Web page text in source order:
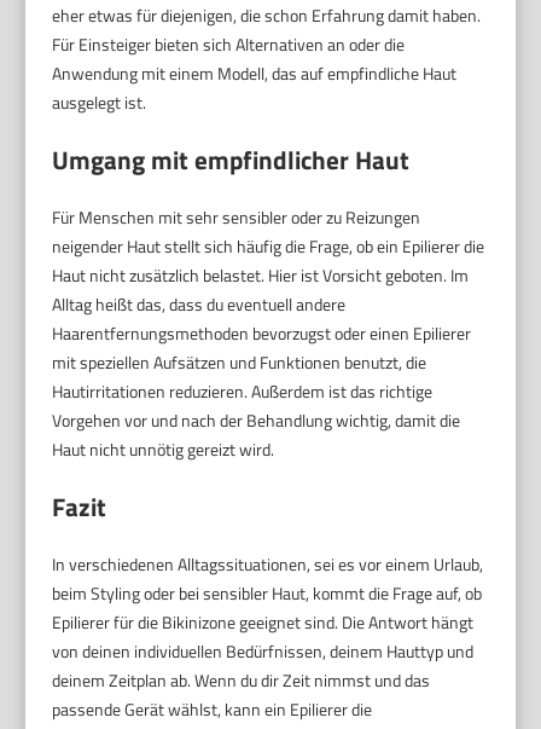
eher etwas für diejenigen, die schon Erfahrung damit haben.
Für Einsteiger bieten sich Alternativen an oder die
Anwendung mit einem Modell, das auf empfindliche Haut
ausgelegt ist.
Umgang mit empfindlicher Haut
Für Menschen mit sehr sensibler oder zu Reizungen
neigender Haut stellt sich häufig die Frage, ob ein Epilierer die
Haut nicht zusätzlich belastet. Hier ist Vorsicht geboten. Im
Alltag heißt das, dass du eventuell andere
Haarentfernungsmethoden bevorzugst oder einen Epilierer
mit speziellen Aufsätzen und Funktionen benutzt, die
Hautirritationen reduzieren. Außerdem ist das richtige
Vorgehen vor und nach der Behandlung wichtig, damit die
Haut nicht unnötig gereizt wird.
Fazit
In verschiedenen Alltagssituationen, sei es vor einem Urlaub,
beim Styling oder bei sensibler Haut, kommt die Frage auf, ob
Epilierer für die Bikinizone geeignet sind. Die Antwort hängt
von deinen individuellen Bedürfnissen, deinem Hauttyp und
deinem Zeitplan ab. Wenn du dir Zeit nimmst und das
passende Gerät wählst, kann ein Epilierer die